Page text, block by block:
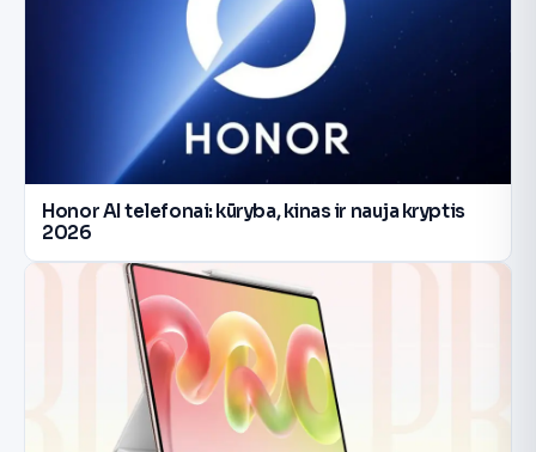
Honor AI telefonai: kūryba, kinas ir nauja kryptis
2026